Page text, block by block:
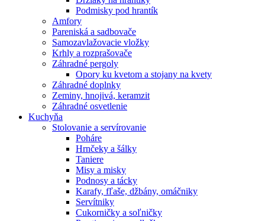
Podmisky pod hrantík
Amfory
Pareniská a sadbovače
Samozavlažovacie vložky
Krhly a rozprašovače
Záhradné pergoly
Opory ku kvetom a stojany na kvety
Záhradné doplnky
Zeminy, hnojivá, keramzit
Záhradné osvetlenie
Kuchyňa
Stolovanie a servírovanie
Poháre
Hrnčeky a šálky
Taniere
Misy a misky
Podnosy a tácky
Karafy, fľaše, džbány, omáčniky
Servítniky
Cukorničky a soľničky